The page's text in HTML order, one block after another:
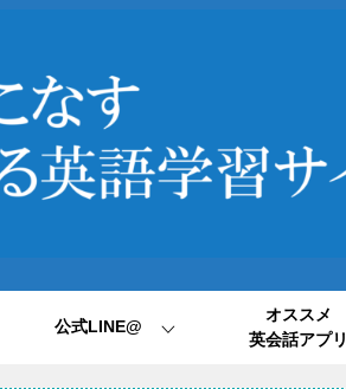
公式LINE@
オススメ
英会話アプリ